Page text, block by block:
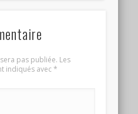
pas publiée. Les
indiqués avec*